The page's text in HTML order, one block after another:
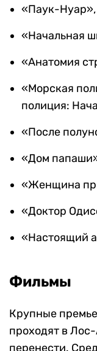
«Паук-Нуар»,
«Начальная
«Анатомия
«Морская
полиция:
«После
«Дом
«Женщина
«Доктор
«Настоящий
Фильмы
Крупные
проходят в
перенести.